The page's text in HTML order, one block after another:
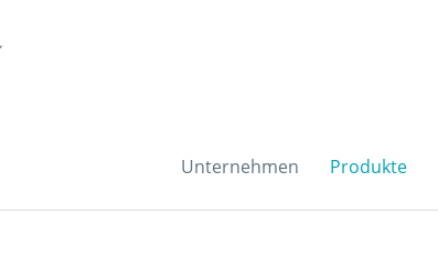
Unternehmen Produkte